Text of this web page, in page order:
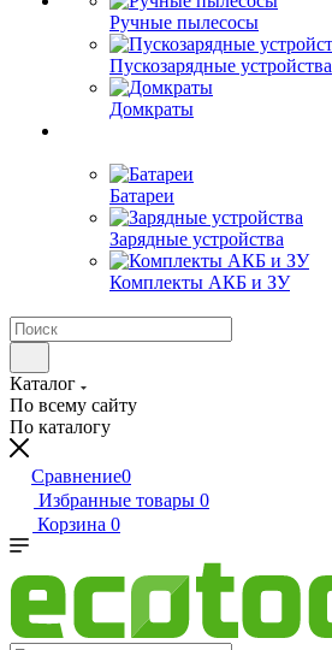
Ручные пылесосы
Пускозарядные устройства
Домкраты
Батареи
Зарядные устройства
Комплекты АКБ и ЗУ
Каталог
По всему сайту
По каталогу
Сравнение0
Избранные товары 0
Корзина 0